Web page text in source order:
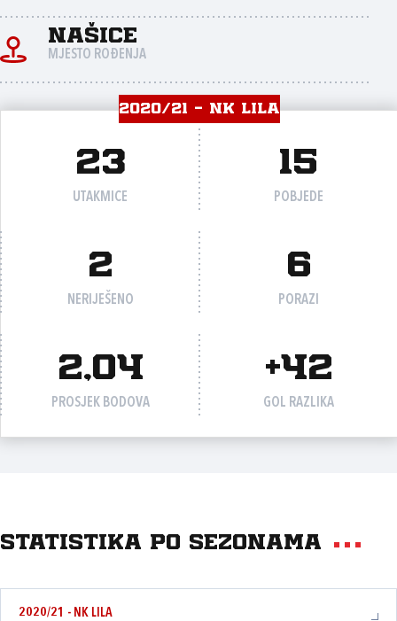
Našice
MJESTO ROĐENJA
2020/21 - NK LILA
23
UTAKMICE
15
POBJEDE
2
NERIJEŠENO
6
PORAZI
2,04
PROSJEK BODOVA
+42
GOL RAZLIKA
Statistika po sezonama
2020/21 - NK LILA